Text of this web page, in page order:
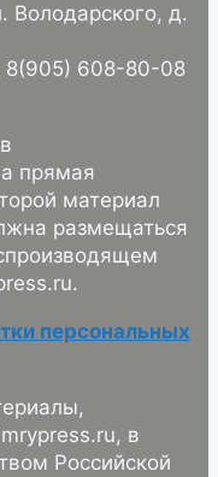
Володарского, д.
608-80-08
прямая
материал
размещаться
персональных
в
Российской